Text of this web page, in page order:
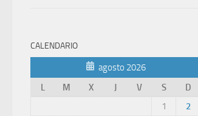
CALENDARIO
agosto 2026
L
M X J V S
D
1
2